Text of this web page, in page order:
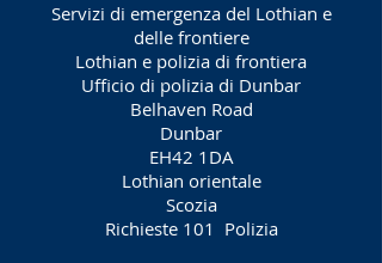
Servizi di emergenza del Lothian e
delle frontiere
Lothian e polizia di frontiera
Ufficio di polizia di Dunbar
Belhaven Road
Dunbar
EH42 1DA
Lothian orientale
Scozia
Richieste 101 Polizia